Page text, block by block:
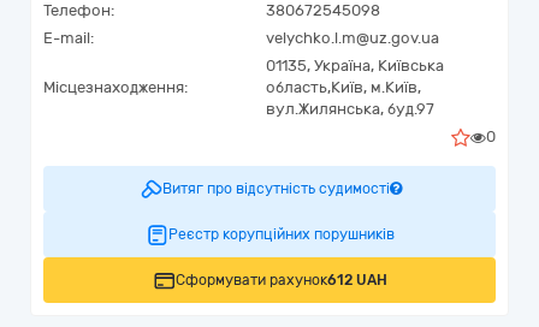
Телефон:
380672545098
E-mail:
velychko.l.m@uz.gov.ua
Місцезнаходження:
01135, Україна, Київська
область,Київ, м.Київ,
вул.Жилянська, буд.97
0
Витяг про відсутність судимості
Реєстр корупційних порушників
Сформувати рахунок612 UAH